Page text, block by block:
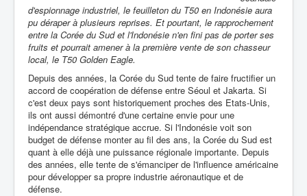
d'espionnage industriel, le feuilleton du T50 en Indonésie aura
pu déraper à plusieurs reprises. Et pourtant, le rapprochement
entre la Corée du Sud et l'Indonésie n'en fini pas de porter ses
fruits et pourrait amener à la première vente de son chasseur
local, le T50 Golden Eagle.
Depuis des années, la Corée du Sud tente de faire fructifier un
accord de coopération de défense entre Séoul et Jakarta. Si
c'est deux pays sont historiquement proches des Etats-Unis,
ils ont aussi démontré d'une certaine envie pour une
indépendance stratégique accrue. Si l'Indonésie voit son
budget de défense monter au fil des ans, la Corée du Sud est
quant à elle déjà une puissance régionale importante. Depuis
des années, elle tente de s'émanciper de l'influence américaine
pour développer sa propre industrie aéronautique et de
défense.